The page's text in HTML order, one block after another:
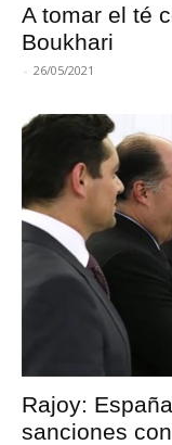
A tomar el té
Boukhari
- 26/05/2021
Rajoy:
sanciones